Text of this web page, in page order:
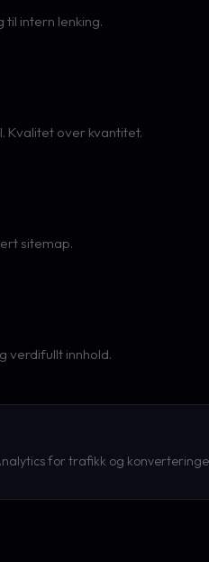
intern lenking.
Kvalitet over kvantitet.
sitemap.
verdifullt innhold.
for trafikk og